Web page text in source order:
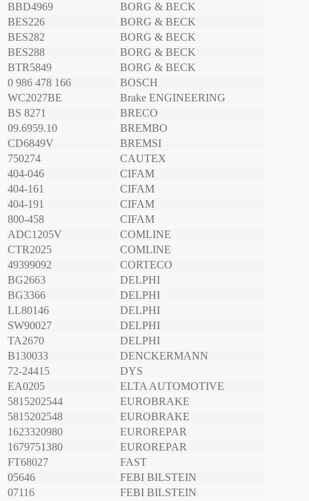
BBD4969
BORG & BECK
BES226
BORG & BECK
BES282
BORG & BECK
BES288
BORG & BECK
BTR5849
BORG & BECK
0 986 478 166
BOSCH
WC2027BE
Brake ENGINEERING
BS 8271
BRECO
09.6959.10
BREMBO
CD6849V
BREMSI
750274
CAUTEX
404-046
CIFAM
404-161
CIFAM
404-191
CIFAM
800-458
CIFAM
ADC1205V
COMLINE
CTR2025
COMLINE
49399092
CORTECO
BG2663
DELPHI
BG3366
DELPHI
LL80146
DELPHI
SW90027
DELPHI
TA2670
DELPHI
B130033
DENCKERMANN
72-24415
DYS
EA0205
ELTA AUTOMOTIVE
5815202544
EUROBRAKE
5815202548
EUROBRAKE
1623320980
EUROREPAR
1679751380
EUROREPAR
FT68027
FAST
05646
FEBI BILSTEIN
07116
FEBI BILSTEIN